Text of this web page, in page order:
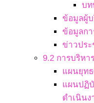
บท
ข้อมูลผู้
ข้อมูลก
ข่าวปร
9.2 การบริหา
แผนยุท
แผนปฏิ
ดำเนินง